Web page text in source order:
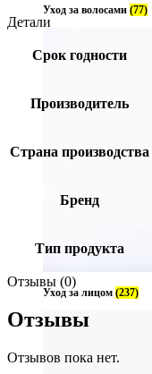
Уход за волосами (77)
Уход за лицом (237)
Детали
Срок годности
Производитель
Страна производства
Бренд
Тип продукта
Отзывы (0)
Отзывы
Отзывов пока нет.